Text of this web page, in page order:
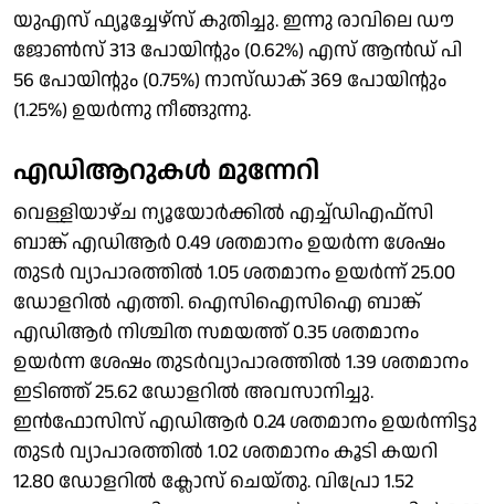
യുഎസ് ഫ്യൂച്ചേഴ്സ് കുതിച്ചു. ഇന്നു രാവിലെ ഡൗ
ജോൺസ് 313 പോയിൻ്റും (0.62%) എസ് ആൻഡ് പി
56 പോയിൻ്റും (0.75%) നാസ്ഡാക് 369 പോയിൻ്റും
(1.25%) ഉയർന്നു നീങ്ങുന്നു.
എഡിആറുകൾ മുന്നേറി
വെള്ളിയാഴ്ച ന്യൂയോർക്കിൽ എച്ച്ഡിഎഫ്സി
ബാങ്ക് എഡിആർ 0.49 ശതമാനം ഉയർന്ന ശേഷം
തുടർ വ്യാപാരത്തിൽ 1.05 ശതമാനം ഉയർന്ന് 25.00
ഡോളറിൽ എത്തി. ഐസിഐസിഐ ബാങ്ക്
എഡിആർ നിശ്ചിത സമയത്ത് 0.35 ശതമാനം
ഉയർന്ന ശേഷം തുടർവ്യാപാരത്തിൽ 1.39 ശതമാനം
ഇടിഞ്ഞ് 25.62 ഡോളറിൽ അവസാനിച്ചു.
ഇൻഫോസിസ് എഡിആർ 0.24 ശതമാനം ഉയർന്നിട്ടു
തുടർ വ്യാപാരത്തിൽ 1.02 ശതമാനം കൂടി കയറി
12.80 ഡോളറിൽ ക്ലോസ് ചെയ്തു. വിപ്രോ 1.52